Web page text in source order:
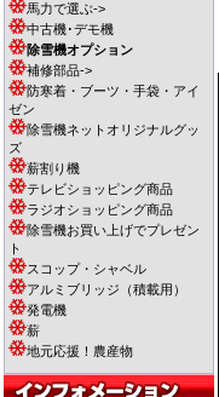
馬力で選ぶ->
中古機･デモ機
除雪機オプション
補修部品->
防寒着・ブーツ・手袋・アイ
ゼン
除雪機ネットオリジナルグッ
ズ
薪割り機
テレビショッピング商品
ラジオショッピング商品
除雪機お買い上げでプレゼン
ト
スコップ・シャベル
アルミブリッジ（積載用）
発電機
薪
地元応援！農産物